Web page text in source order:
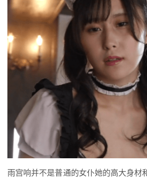
雨宫响并不是普通的女仆她的高大身材